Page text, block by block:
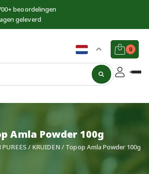
beoordelingen
geleverd
0
Amla Powder 100g
/ KRUIDEN / Topop Amla Powder 100g